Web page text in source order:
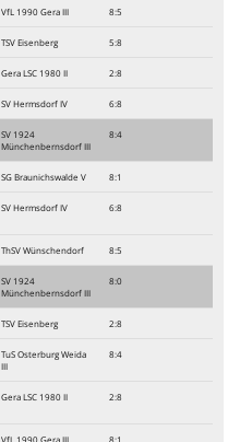
VfL 1990 Gera III 8:5
TSV Eisenberg 5:8
Gera LSC 1980 II 2:8
SV Hermsdorf IV 6:8
SV 1924
Münchenbernsdorf III
8:4
SG Braunichswalde V 8:1
SV Hermsdorf IV 6:8
ThSV Wünschendorf 8:5
SV 1924
Münchenbernsdorf III
8:0
TSV Eisenberg 2:8
TuS Osterburg Weida
III
8:4
Gera LSC 1980 II 2:8
VfL 1990 Gera III 8:1